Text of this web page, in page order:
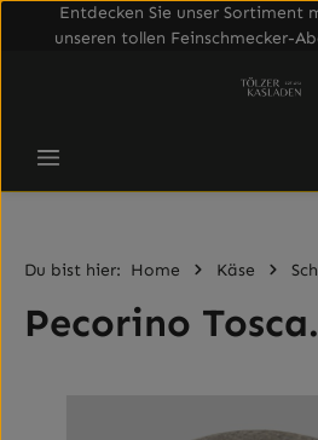
Entdecken Sie unser Sortiment
unseren tollen Feinschmecker-
Du bist hier: Home Käse
Pecorino